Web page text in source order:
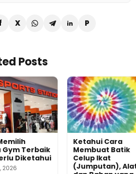
Posts
Gym Terbaik
Diketahui
2026
Ketahui Cara
Membuat Batik
Celup Ikat
(Jumputan),